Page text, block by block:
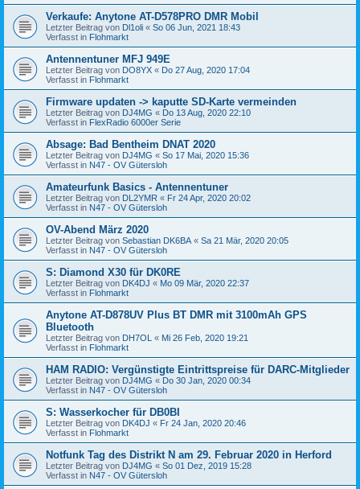
Verkaufe: Anytone AT-D578PRO DMR Mobil
Letzter Beitrag von Dl1oli « So 06 Jun, 2021 18:43
Verfasst in Flohmarkt
Antennentuner MFJ 949E
Letzter Beitrag von DO8YX « Do 27 Aug, 2020 17:04
Verfasst in Flohmarkt
Firmware updaten -> kaputte SD-Karte vermeinden
Letzter Beitrag von DJ4MG « Do 13 Aug, 2020 22:10
Verfasst in FlexRadio 6000er Serie
Absage: Bad Bentheim DNAT 2020
Letzter Beitrag von DJ4MG « So 17 Mai, 2020 15:36
Verfasst in N47 - OV Gütersloh
Amateurfunk Basics - Antennentuner
Letzter Beitrag von DL2YMR « Fr 24 Apr, 2020 20:02
Verfasst in N47 - OV Gütersloh
OV-Abend März 2020
Letzter Beitrag von Sebastian DK6BA « Sa 21 Mär, 2020 20:05
Verfasst in N47 - OV Gütersloh
S: Diamond X30 für DK0RE
Letzter Beitrag von DK4DJ « Mo 09 Mär, 2020 22:37
Verfasst in Flohmarkt
Anytone AT-D878UV Plus BT DMR mit 3100mAh GPS
Bluetooth
Letzter Beitrag von DH7OL « Mi 26 Feb, 2020 19:21
Verfasst in Flohmarkt
HAM RADIO: Vergünstigte Eintrittspreise für DARC-Mitglieder
Letzter Beitrag von DJ4MG « Do 30 Jan, 2020 00:34
Verfasst in N47 - OV Gütersloh
S: Wasserkocher für DB0BI
Letzter Beitrag von DK4DJ « Fr 24 Jan, 2020 20:46
Verfasst in Flohmarkt
Notfunk Tag des Distrikt N am 29. Februar 2020 in Herford
Letzter Beitrag von DJ4MG « So 01 Dez, 2019 15:28
Verfasst in N47 - OV Gütersloh